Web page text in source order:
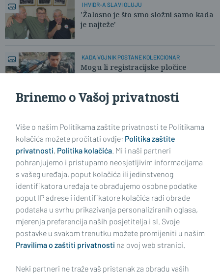
I HVIDR-A SLAVI OLUJU
'Žalosno je što smo složni samo kada
je najteže'
KADA VOJNIK POSTANE KOLEKCIONAR
Mogu li registracijske pločice
Impressum Uvjeti korištenja Politika privatnosti
Politika kolačića Kontakt Pritužbe Suradnici
Oglašavanje
Brinemo o Vašoj privatnosti
Više o našim Politikama zaštite privatnosti te Politikama
kolačića možete pročitati ovdje: Politika zaštite
privatnosti, Politika kolačića. Mi i naši partneri
pohranjujemo i pristupamo neosjetljivim informacijama
s vašeg uređaja, poput kolačića ili jedinstvenog
identifikatora uređaja te obrađujemo osobne podatke
poput IP adrese i identifikatore kolačića radi obrade
podataka u svrhu prikazivanja personaliziranih oglasa,
mjerenja preferencija naših posjetitelja i sl. Svoje
postavke u svakom trenutku možete promijeniti u našim
Pravilima o zaštiti privatnosti na ovoj web stranici.
Neki partneri ne traže vaš pristanak za obradu vaših